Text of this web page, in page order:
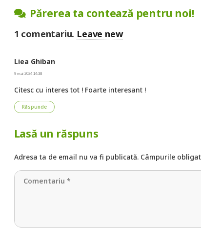
Părerea ta contează pentru noi!
1 comentariu. Leave new
Liea Ghiban
9 mai 2024 14:38
Citesc cu interes tot ! Foarte interesant !
Răspunde
Lasă un răspuns
Adresa ta de email nu va fi publicată. Câmpurile